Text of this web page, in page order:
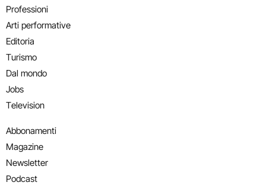
Professioni
Arti performative
Editoria
Turismo
Dal mondo
Jobs
Television
Abbonamenti
Magazine
Newsletter
Podcast